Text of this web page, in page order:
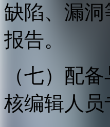
缺陷、漏
报告。
（七）配
核编辑人员